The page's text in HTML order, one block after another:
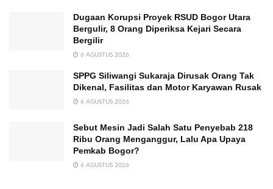
Dugaan Korupsi Proyek RSUD Bogor Utara
Bergulir, 8 Orang Diperiksa Kejari Secara
Bergilir
6 AGUSTUS 2026
SPPG Siliwangi Sukaraja Dirusak Orang Tak
Dikenal, Fasilitas dan Motor Karyawan Rusak
6 AGUSTUS 2026
Sebut Mesin Jadi Salah Satu Penyebab 218
Ribu Orang Menganggur, Lalu Apa Upaya
Pemkab Bogor?
6 AGUSTUS 2026